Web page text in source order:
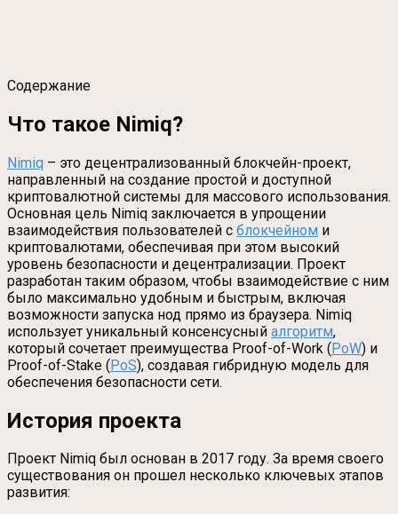
Содержание
Что такое Nimiq?
Nimiq – это децентрализованный блокчейн-проект,
направленный на создание простой и доступной
криптовалютной системы для массового использования.
Основная цель Nimiq заключается в упрощении
взаимодействия пользователей с блокчейном и
криптовалютами, обеспечивая при этом высокий
уровень безопасности и децентрализации. Проект
разработан таким образом, чтобы взаимодействие с ним
было максимально удобным и быстрым, включая
возможности запуска нод прямо из браузера. Nimiq
использует уникальный консенсусный алгоритм,
который сочетает преимущества Proof-of-Work (PoW) и
Proof-of-Stake (PoS), создавая гибридную модель для
обеспечения безопасности сети.
История проекта
Проект Nimiq был основан в 2017 году. За время своего
существования он прошел несколько ключевых этапов
развития: